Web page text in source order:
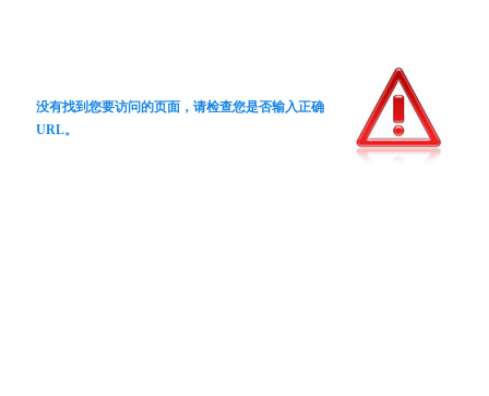
没有找到您要访问的页面，请检查您是否输入正确
URL。